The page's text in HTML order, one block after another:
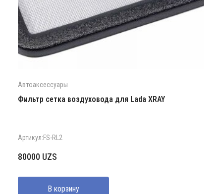
Автоаксессуары
Фильтр сетка воздуховода для Lada XRAY
Артикул:FS-RL2
80000 UZS
В корзину